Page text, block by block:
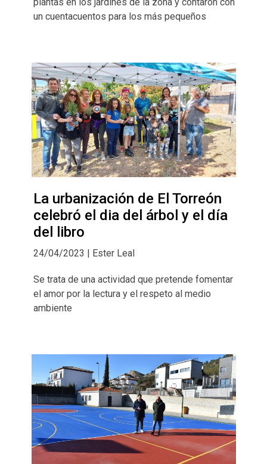
un cuentacuentos para los más pequeños
La urbanización de El Torreón
celebró el dia del árbol y el día
del libro
24/04/2023 | Ester Leal
Se trata de una actividad que pretende fomentar
el amor por la lectura y el respeto al medio
ambiente